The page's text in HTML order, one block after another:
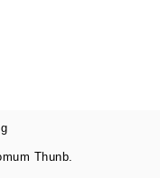
Thunb.